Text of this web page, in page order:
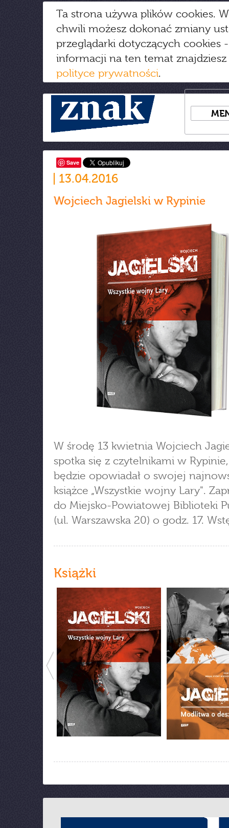
Ta strona używa plików cookies.
chwili możesz dokonać zmiany
przeglądarki dotyczących cookies
informacji na ten temat
polityce prywatności.
Save
13.04.2016
Wojciech Jagielski w Rypinie
W środę 13 kwietnia Wojciech
spotka się z czytelnikami w
będzie opowiadał o swojej
książce „Wszystkie wojny Lary".
do Miejsko-Powiatowej Biblioteki
(ul. Warszawska 20) o godz. 17.
Książki